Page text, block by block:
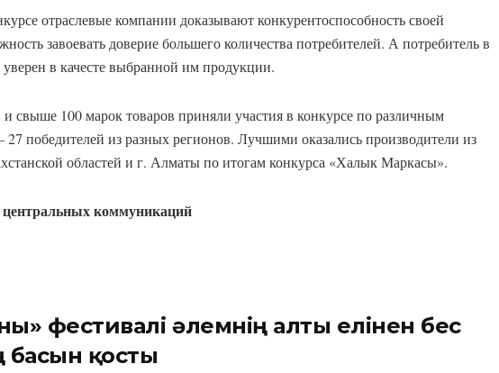
отраслевые компании доказывают конкурентоспособность своей
завоевать доверие большего количества потребителей. А потребитель в
в качесте выбранной им продукции.
свыше 100 марок товаров приняли участия в конкурсе по различным
победителей из разных регионов. Лучшими оказались производители из
областей и г. Алматы по итогам конкурса «Халык Маркасы».
коммуникаций
фестивалі әлемнің алты елінен бес
қосты